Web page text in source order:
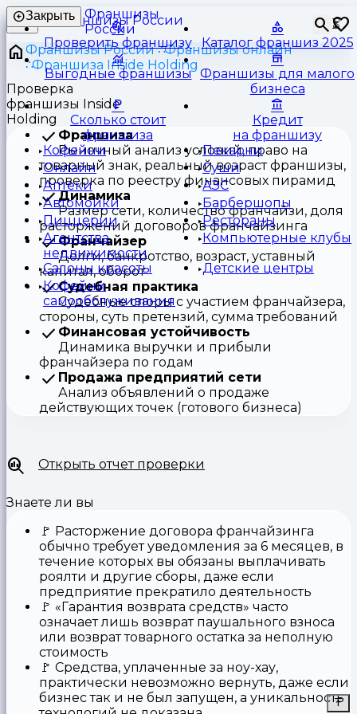
Франшизы
России
⏳
Закрыть
Проверить франшизу Каталог франшиз 2025
Выгодные франшизы Франшизы для малого
бизнеса
Сколько стоит
франшиза
Кредит
на франшизу
Кофейни
Пекарни
Онлайн
Суши
Аптеки
АЗС
Автомойки
Барбершопы
Пиццерии
Рестораны
Агентства
недвижимости
Компьютерные клубы
Салоны красоты
Детские центры
Кофейни
самообслуживания
Франшизы России
Франшизы онлайн
Франшиза Inside Holding
Проверка
франшизы Inside
Holding
Франшиза
Рыночный анализ условий, право на
товарный знак, реальный возраст франшизы,
проверка по реестру финансовых пирамид
Динамика
Размер сети, количество франчайзи, доля
расторжений договоров франчайзинга
Франчайзер
Долги, банкротство, возраст, уставный
капитал, оборот
Судебная практика
Судебные споры с участием франчайзера,
стороны, суть претензий, сумма требований
Финансовая устойчивость
Динамика выручки и прибыли
франчайзера по годам
Продажа предприятий сети
Анализ объявлений о продаже
действующих точек (готового бизнеса)
Открыть отчет проверки
Знаете ли вы
🚩 Расторжение договора франчайзинга
обычно требует уведомления за 6 месяцев, в
течение которых вы обязаны выплачивать
роялти и другие сборы, даже если
предприятие прекратило деятельность
🚩 «Гарантия возврата средств» часто
означает лишь возврат паушального взноса
или возврат товарного остатка за неполную
стоимость
🚩 Средства, уплаченные за ноу-хау,
практически невозможно вернуть, даже если
бизнес так и не был запущен, а уникальность